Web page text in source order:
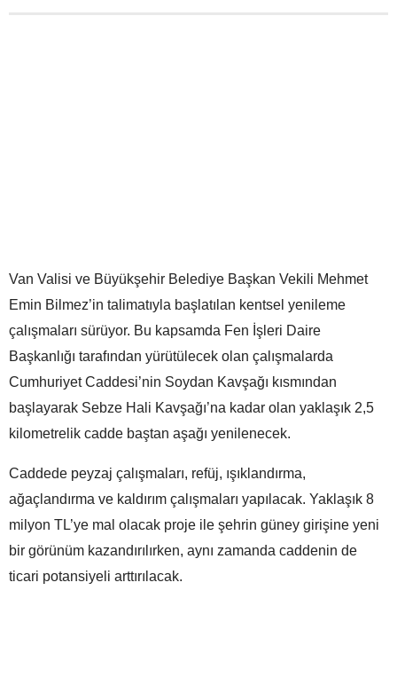
Van Valisi ve Büyükşehir Belediye Başkan Vekili Mehmet
Emin Bilmez’in talimatıyla başlatılan kentsel yenileme
çalışmaları sürüyor. Bu kapsamda Fen İşleri Daire
Başkanlığı tarafından yürütülecek olan çalışmalarda
Cumhuriyet Caddesi’nin Soydan Kavşağı kısmından
başlayarak Sebze Hali Kavşağı’na kadar olan yaklaşık 2,5
kilometrelik cadde baştan aşağı yenilenecek.
Caddede peyzaj çalışmaları, refüj, ışıklandırma,
ağaçlandırma ve kaldırım çalışmaları yapılacak. Yaklaşık 8
milyon TL’ye mal olacak proje ile şehrin güney girişine yeni
bir görünüm kazandırılırken, aynı zamanda caddenin de
ticari potansiyeli arttırılacak.